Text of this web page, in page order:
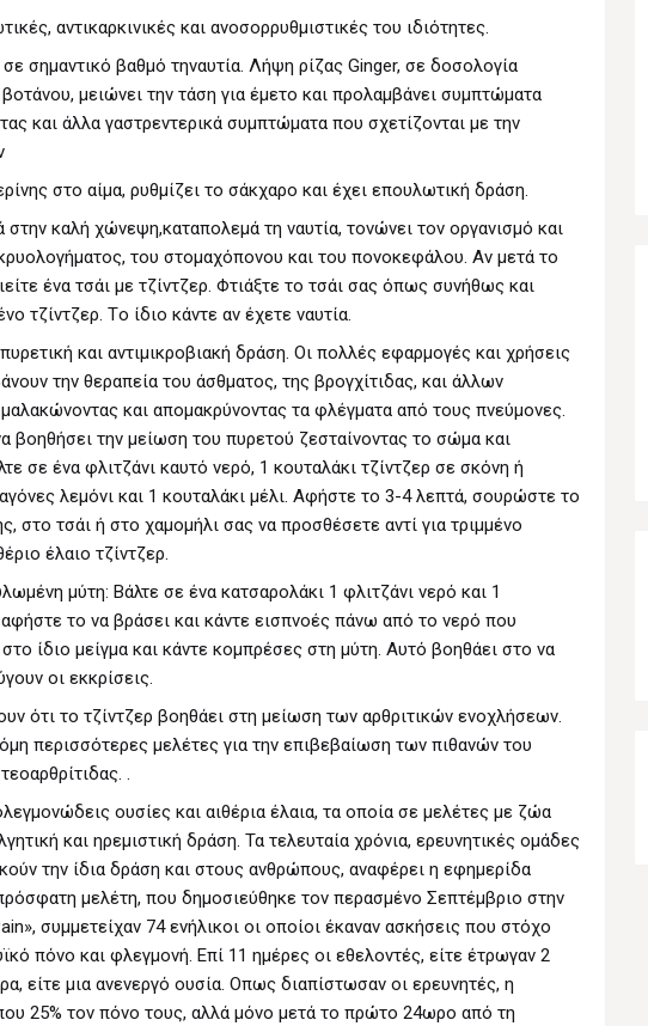
αντικαρκινικές και ανοσορρυθμιστικές του ιδιότητες.
σημαντικό βαθμό τηναυτία. Λήψη ρίζας Ginger, σε δοσολογία
μειώνει την τάση για έμετο και προλαμβάνει συμπτώματα
και άλλα γαστρεντερικά συμπτώματα που σχετίζονται με την
στο αίμα, ρυθμίζει το σάκχαρο και έχει επουλωτική δράση.
στην καλή χώνεψη,καταπολεμά τη ναυτία, τονώνει τον οργανισμό και
του στομαχόπονου και του πονοκεφάλου. Aν μετά το
ένα τσάι με τζίντζερ. Φτιάξτε το τσάι σας όπως συνήθως και
τζίντζερ. Tο ίδιο κάντε αν έχετε ναυτία.
και αντιμικροβιακή δράση. Οι πολλές εφαρμογές και χρήσεις
την θεραπεία του άσθματος, της βρογχίτιδας, και άλλων
και απομακρύνοντας τα φλέγματα από τους πνεύμονες.
βοηθήσει την μείωση του πυρετού ζεσταίνοντας το σώμα και
σε ένα φλιτζάνι καυτό νερό, 1 κουταλάκι τζίντζερ σε σκόνη ή
λεμόνι και 1 κουταλάκι μέλι. Αφήστε το 3-4 λεπτά, σουρώστε το
στο τσάι ή στο χαμομήλι σας να προσθέσετε αντί για τριμμένο
έλαιο τζίντζερ.
μύτη: Bάλτε σε ένα κατσαρολάκι 1 φλιτζάνι νερό και 1
το να βράσει και κάντε εισπνοές πάνω από το νερό που
ίδιο μείγμα και κάντε κομπρέσες στη μύτη. Aυτό βοηθάει στο να
οι εκκρίσεις.
ότι το τζίντζερ βοηθάει στη μείωση των αρθριτικών ενοχλήσεων.
περισσότερες μελέτες για την επιβεβαίωση των πιθανών του
.
ουσίες και αιθέρια έλαια, τα οποία σε μελέτες με ζώα
και ηρεμιστική δράση. Τα τελευταία χρόνια, ερευνητικές ομάδες
την ίδια δράση και στους ανθρώπους, αναφέρει η εφημερίδα
μελέτη, που δημοσιεύθηκε τον περασμένο Σεπτέμβριο στην
συμμετείχαν 74 ενήλικοι οι οποίοι έκαναν ασκήσεις που στόχο
πόνο και φλεγμονή. Επί 11 ημέρες οι εθελοντές, είτε έτρωγαν 2
είτε μια ανενεργό ουσία. Οπως διαπίστωσαν οι ερευνητές, η
25% τον πόνο τους, αλλά μόνο μετά το πρώτο 24ωρο από τη